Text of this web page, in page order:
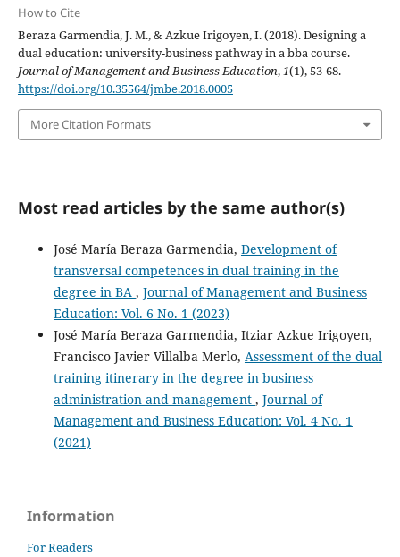
How to Cite
Beraza Garmendia, J. M., & Azkue Irigoyen, I. (2018). Designing a
dual education: university-business pathway in a bba course.
Journal of Management and Business Education,1(1), 53-68.
https://doi.org/10.35564/jmbe.2018.0005
More Citation Formats
Most read articles by the same author(s)
José María Beraza Garmendia, Development of
transversal competences in dual training in the
degree in BA , Journal of Management and Business
Education: Vol. 6 No. 1 (2023)
José María Beraza Garmendia, Itziar Azkue Irigoyen,
Francisco Javier Villalba Merlo, Assessment of the dual
training itinerary in the degree in business
administration and management , Journal of
Management and Business Education: Vol. 4 No. 1
(2021)
Information
For Readers